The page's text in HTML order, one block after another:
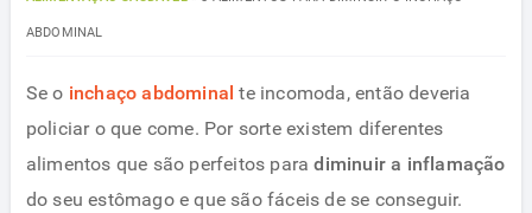
ABDOMINAL
Se o inchaço abdominal te incomoda, então deveria
policiar o que come. Por sorte existem diferentes
alimentos que são perfeitos paradiminuir a inflamação
do seu estômago e que são fáceis de se conseguir.